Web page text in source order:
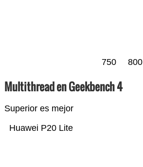
750 800
Multithread en Geekbench 4
Superior es mejor
Huawei P20 Lite